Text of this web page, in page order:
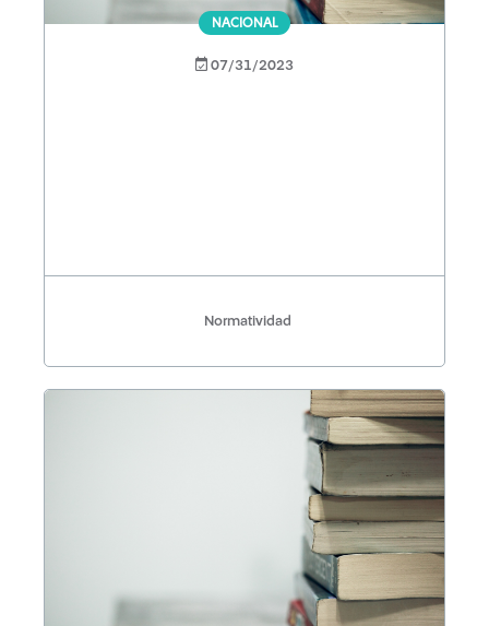
NACIONAL
07/31/2023
Normatividad